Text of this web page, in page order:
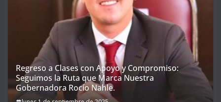
Regreso a Clases con Apoyo y Compromiso:
Seguimos la Ruta que Marca Nuestra
Gobernadora Rocío Nahle.